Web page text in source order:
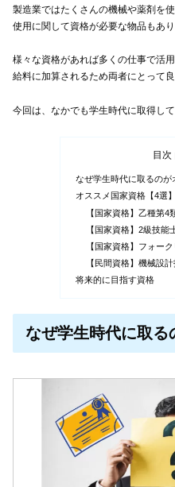
製造業ではたくさんの機械や薬剤を
使用に関して資格が必要な物品もあり
様々な資格があれば多くの仕事で活
給料に加算されるため両者にとって良
今回は、なかでも学生時代に取得し
目次
なぜ学生時代に取るのが
オススメ国家資格【4選】
【国家資格】乙種第4
【国家資格】2級技能
【国家資格】フォー
【民間資格】機械設
将来的に目指す資格
なぜ学生時代に取る